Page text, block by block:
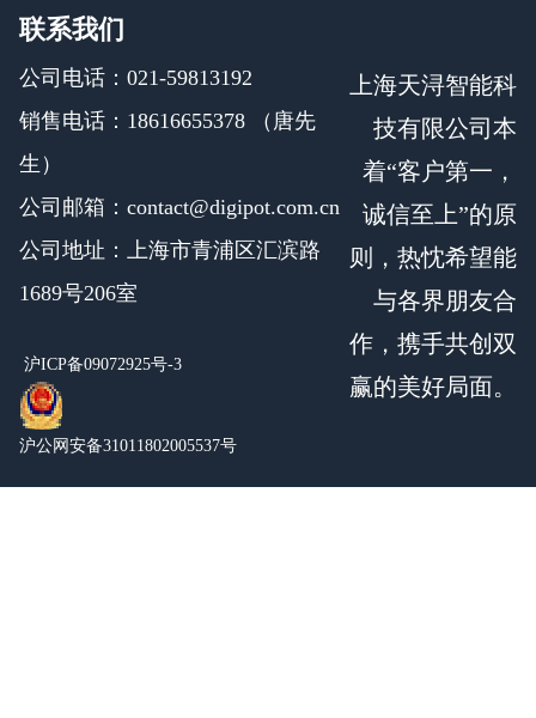
联系我们
公司电话：021-59813192
销售电话：18616655378 （唐先
生）
公司邮箱：contact@digipot.com.cn
公司地址：上海市青浦区汇滨路
1689号206室
沪ICP备09072925号-3
沪公网安备31011802005537号
上海天浔智能科
技有限公司本
着“客户第一，
诚信至上”的原
则，热忱希望能
与各界朋友合
作，携手共创双
赢的美好局面。